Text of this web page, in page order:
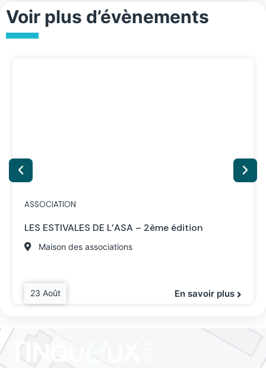
Voir plus d’évènements
ASSOCIATION
LES ESTIVALES DE L’ASA – 2ème édition
Maison des associations
23 Août En savoir plus